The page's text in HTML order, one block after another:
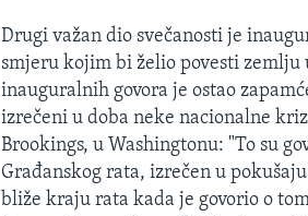
Drugi važan dio svečanosti je
smjeru kojim bi želio povesti
inauguralnih govora je ostao
izrečeni u doba neke nacionalne
Brookings, u Washingtonu: "To su
Građanskog rata, izrečen u
bliže kraju rata kada je govorio o